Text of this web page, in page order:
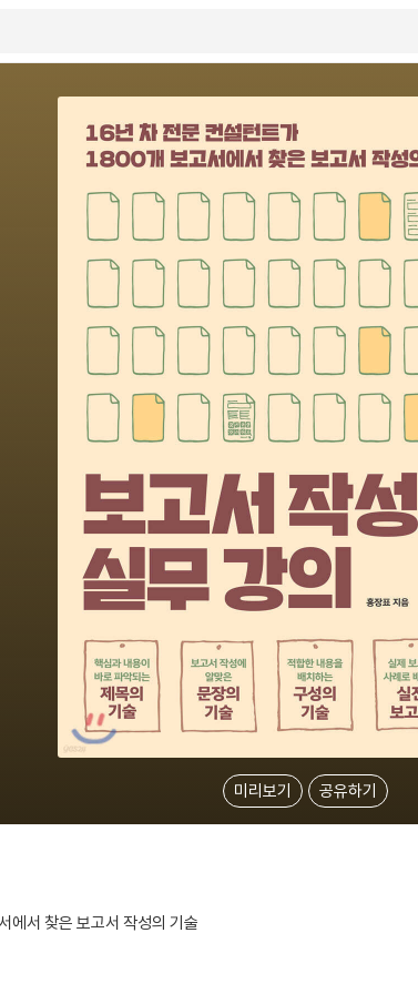
미리보기 공유하기
에서 찾은 보고서 작성의 기술